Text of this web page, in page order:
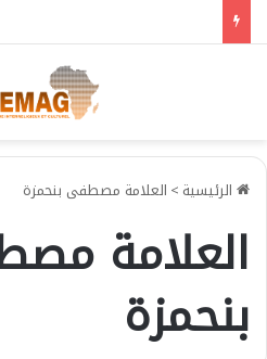
الرئيسية > العلامة مصطفى بنحمزة
العلامة
بنحمزة